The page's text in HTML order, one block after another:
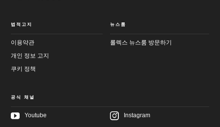
법적고지
이용약관
개인 정보 고지
쿠키 정책
뉴스룸
롤렉스 뉴스룸 방문하기
공식 채널
Youtube Instagram